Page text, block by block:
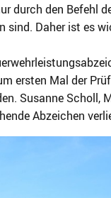
durch den Befehl
sind. Daher ist es
ersten Mal der
Susanne Scholl,
Abzeichen